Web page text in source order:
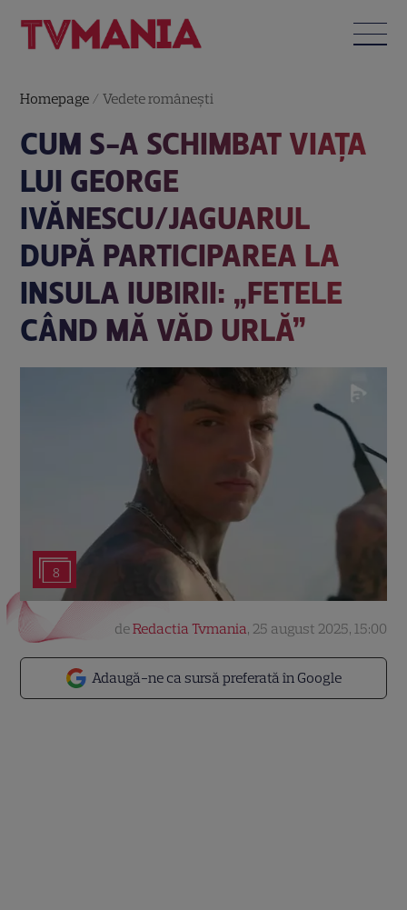
Homepage /Vedete româneşti
CUM S-A SCHIMBAT VIAȚA
LUI GEORGE
IVĂNESCU/JAGUARUL
DUPĂ PARTICIPAREA LA
INSULA IUBIRII: „FETELE
CÂND MĂ VĂD URLĂ”
8
Adaugă-ne ca sursă preferată în Google
deRedactia Tvmania, 25 august 2025, 15:00